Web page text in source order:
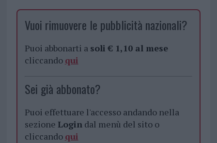
Vuoi rimuovere le pubblicità nazionali?
Puoi abbonarti a soli € 1,10 al mese
cliccando qui
Sei già abbonato?
Puoi effettuare l'accesso andando nella
sezione Logindal menù del sito o
cliccando qui